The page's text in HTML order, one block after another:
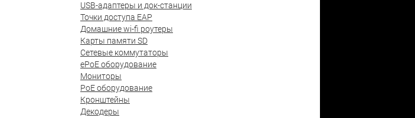
USB-адаптеры и док-станции
Точки доступа EAP
Домашние wi-fi роутеры
Карты памяти SD
Сетевые коммутаторы
ePoE оборудование
Мониторы
PoE оборудование
Кронштейны
Декодеры